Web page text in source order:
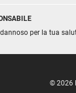
dannoso per la tua
© 2026